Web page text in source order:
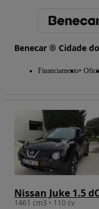
Benecar ® Cidade
Financiamento
Nissan Juke 1.5
1461 cm3 • 110 cv